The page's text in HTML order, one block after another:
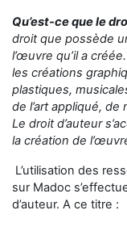
Qu’est-ce que le
droit que possède
l’œuvre qu’il a
les créations
plastiques,
de l’art appliqué, de
Le droit d’auteur
la création de
L’utilisation des
sur Madoc
d’auteur. A ce titre :